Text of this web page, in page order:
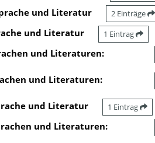
und Literatur 2 Einträge
und Literatur 1 Eintrag
und Literaturen:
und Literaturen:
und Literatur 1 Eintrag
und Literaturen: